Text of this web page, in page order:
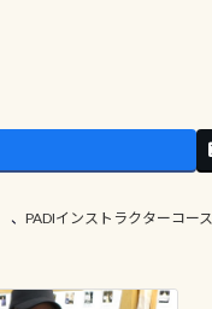
、 PADIインストラクターコース